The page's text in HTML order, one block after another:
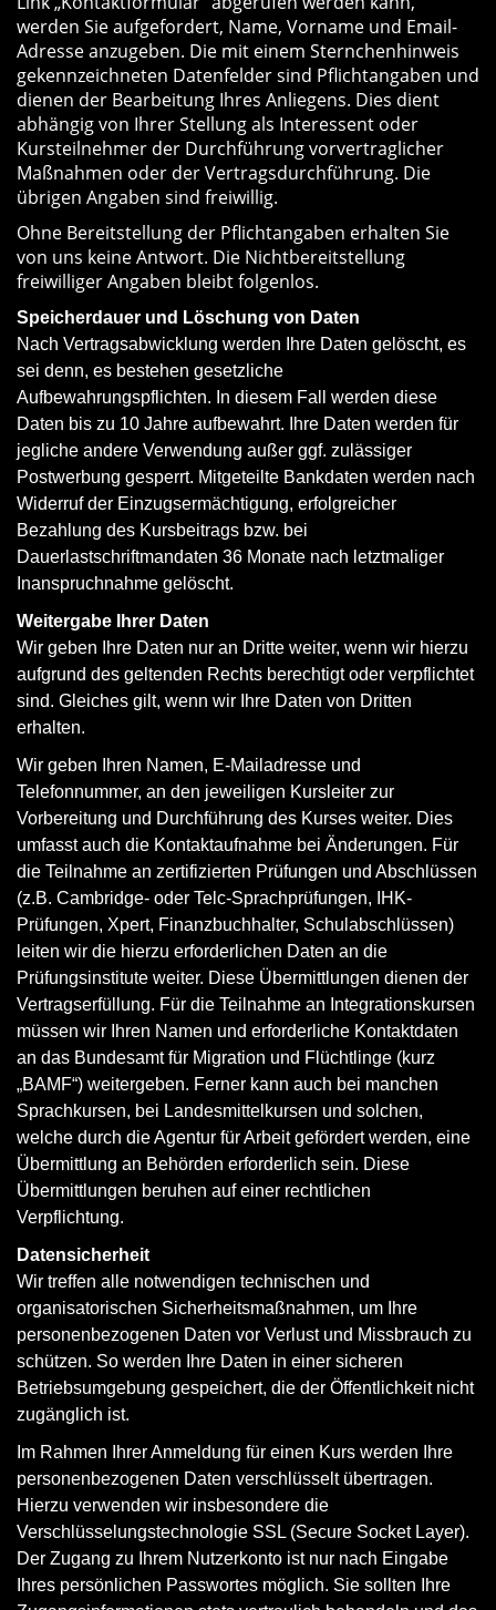
werden Sie aufgefordert, Name, Vorname und Email-
Adresse anzugeben. Die mit einem Sternchenhinweis
gekennzeichneten Datenfelder sind Pflichtangaben und
dienen der Bearbeitung Ihres Anliegens. Dies dient
abhängig von Ihrer Stellung als Interessent oder
Kursteilnehmer der Durchführung vorvertraglicher
Maßnahmen oder der Vertragsdurchführung. Die
übrigen Angaben sind freiwillig.
Ohne Bereitstellung der Pflichtangaben erhalten Sie
von uns keine Antwort. Die Nichtbereitstellung
freiwilliger Angaben bleibt folgenlos.
Speicherdauer und Löschung von Daten
Nach Vertragsabwicklung werden Ihre Daten gelöscht, es
sei denn, es bestehen gesetzliche
Aufbewahrungspflichten. In diesem Fall werden diese
Daten bis zu 10 Jahre aufbewahrt. Ihre Daten werden für
jegliche andere Verwendung außer ggf. zulässiger
Postwerbung gesperrt. Mitgeteilte Bankdaten werden nach
Widerruf der Einzugsermächtigung, erfolgreicher
Bezahlung des Kursbeitrags bzw. bei
Dauerlastschriftmandaten 36 Monate nach letztmaliger
Inanspruchnahme gelöscht.
Weitergabe Ihrer Daten
Wir geben Ihre Daten nur an Dritte weiter, wenn wir hierzu
aufgrund des geltenden Rechts berechtigt oder verpflichtet
sind. Gleiches gilt, wenn wir Ihre Daten von Dritten
erhalten.
Wir geben Ihren Namen, E-Mailadresse und
Telefonnummer, an den jeweiligen Kursleiter zur
Vorbereitung und Durchführung des Kurses weiter. Dies
umfasst auch die Kontaktaufnahme bei Änderungen. Für
die Teilnahme an zertifizierten Prüfungen und Abschlüssen
(z.B. Cambridge- oder Telc-Sprachprüfungen, IHK-
Prüfungen, Xpert, Finanzbuchhalter, Schulabschlüssen)
leiten wir die hierzu erforderlichen Daten an die
Prüfungsinstitute weiter. Diese Übermittlungen dienen der
Vertragserfüllung. Für die Teilnahme an Integrationskursen
müssen wir Ihren Namen und erforderliche Kontaktdaten
an das Bundesamt für Migration und Flüchtlinge (kurz
„BAMF“) weitergeben. Ferner kann auch bei manchen
Sprachkursen, bei Landesmittelkursen und solchen,
welche durch die Agentur für Arbeit gefördert werden, eine
Übermittlung an Behörden erforderlich sein. Diese
Übermittlungen beruhen auf einer rechtlichen
Verpflichtung.
Datensicherheit
Wir treffen alle notwendigen technischen und
organisatorischen Sicherheitsmaßnahmen, um Ihre
personenbezogenen Daten vor Verlust und Missbrauch zu
schützen. So werden Ihre Daten in einer sicheren
Betriebsumgebung gespeichert, die der Öffentlichkeit nicht
zugänglich ist.
Im Rahmen Ihrer Anmeldung für einen Kurs werden Ihre
personenbezogenen Daten verschlüsselt übertragen.
Hierzu verwenden wir insbesondere die
Verschlüsselungstechnologie SSL (Secure Socket Layer).
Der Zugang zu Ihrem Nutzerkonto ist nur nach Eingabe
Ihres persönlichen Passwortes möglich. Sie sollten Ihre